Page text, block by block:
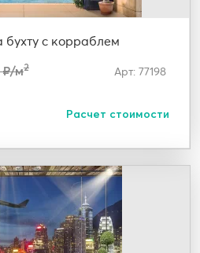
с корраблем
₽/м2 Арт: 77198
Расчет стоимости